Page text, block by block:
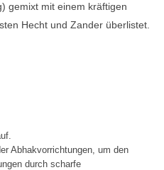
gemixt mit einem kräftigen
Hecht und Zander überlistet.
Abhakvorrichtungen, um den
durch scharfe